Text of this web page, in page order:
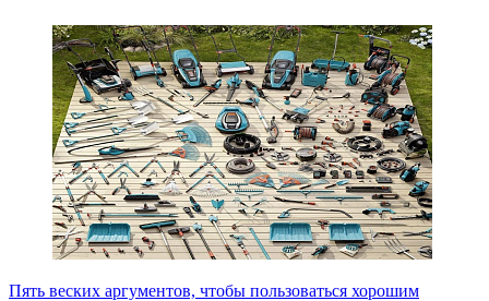
Пять веских аргументов, чтобы пользоваться хорошим